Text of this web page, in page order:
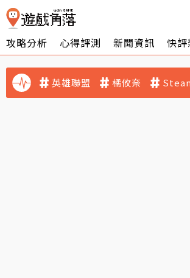
攻略分析 心得評測 新聞資訊 快評
英雄聯盟 橘攸奈